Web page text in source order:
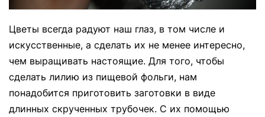
Цветы всегда радуют наш глаз, в том числе и
искусственные, а сделать их не менее интересно,
чем выращивать настоящие. Для того, чтобы
сделать лилию из пищевой фольги, нам
понадобится приготовить заготовки в виде
длинных скрученных трубочек. С их помощью